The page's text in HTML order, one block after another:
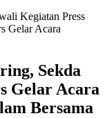
Kegiatan Press
Gelar Acara
Sekda
Gelar Acara
Bersama